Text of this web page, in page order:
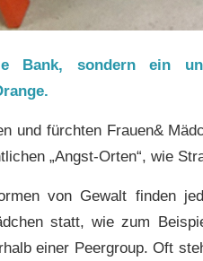
Bank, sondern ein
und fürchten Frauen&
„Angst-Orten“, wie
von Gewalt finden
statt, wie zum
einer Peergroup. Oft